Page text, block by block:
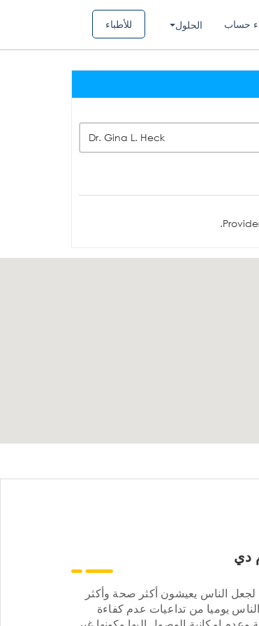
للأطباء الحلول حساب
Dr. Gina L. Heck
دي
الناس يعيشون أكثر صحة وأكثر
يوميا من تداعيات عدم كفاءة